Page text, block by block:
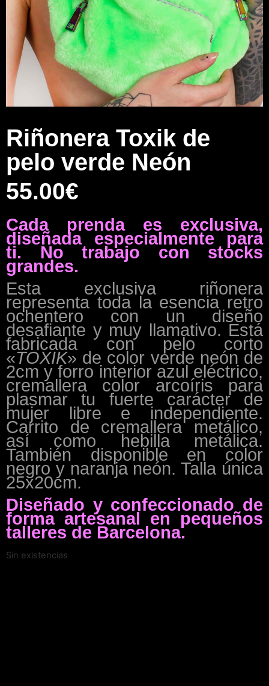
Riñonera Toxik de
pelo verde Neón
55.00€
Cada prenda es exclusiva,
diseñada especialmente para
ti. No trabajo con stocks
grandes.
Esta exclusiva riñonera
representa toda la esencia retro
ochentero con un diseño
desafiante y muy llamativo. Está
fabricada con pelo corto
«TOXIK» de color verde neón de
2cm y forro interior azul eléctrico,
cremallera color arcoíris para
plasmar tu fuerte carácter de
mujer libre e independiente.
Carrito de cremallera metálico,
así como hebilla metálica.
También disponible en color
negro y naranja neón. Talla única
25x20cm.
Diseñado y confeccionado de
forma artesanal en pequeños
talleres de Barcelona.
Sin existencias